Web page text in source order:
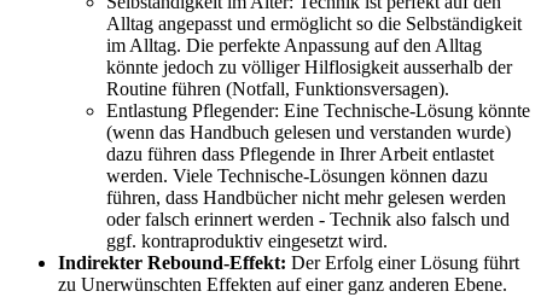
Alltag angepasst und ermöglicht so die Selbständigkeit
im Alltag. Die perfekte Anpassung auf den Alltag
könnte jedoch zu völliger Hilflosigkeit ausserhalb der
Routine führen (Notfall, Funktionsversagen).
Entlastung Pflegender: Eine Technische-Lösung könnte
(wenn das Handbuch gelesen und verstanden wurde)
dazu führen dass Pflegende in Ihrer Arbeit entlastet
werden. Viele Technische-Lösungen können dazu
führen, dass Handbücher nicht mehr gelesen werden
oder falsch erinnert werden - Technik also falsch und
ggf. kontraproduktiv eingesetzt wird.
Indirekter Rebound-Effekt: Der Erfolg einer Lösung führt
zu Unerwünschten Effekten auf einer ganz anderen Ebene.